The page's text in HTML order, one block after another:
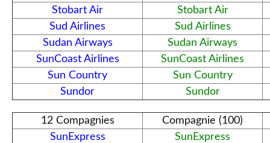
Stobart Air
Stobart Air
Sud Airlines
Sud Airlines
Sudan Airways
Sudan Airways
SunCoast Airlines
SunCoast Airlines
Sun Country
Sun Country
Sundor
Sundor
12 Compagnies
Compagnie (100)
SunExpress
SunExpress